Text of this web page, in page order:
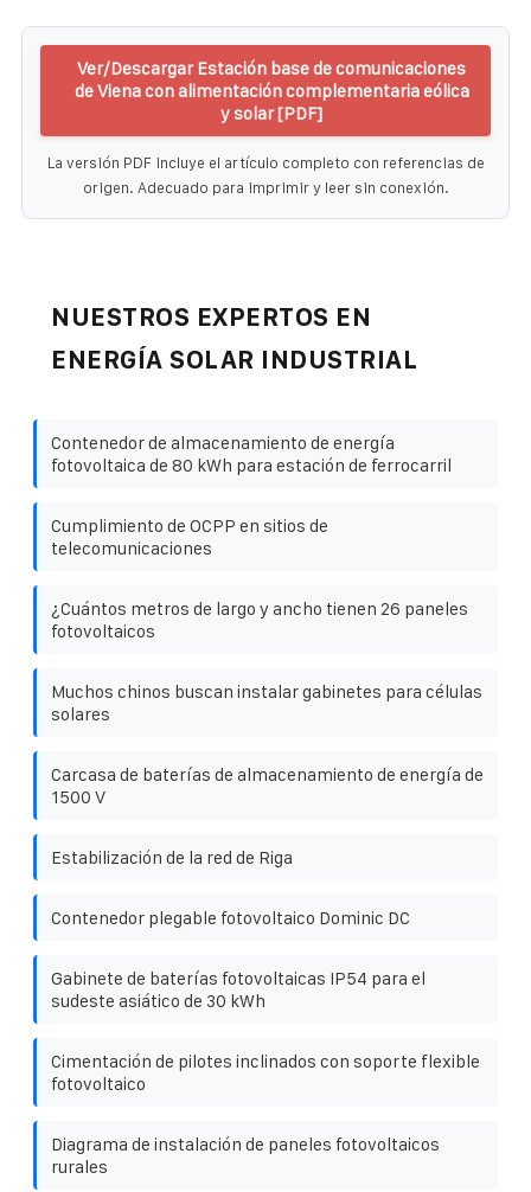
Ver/Descargar Estación base de comunicaciones
de Viena con alimentación complementaria eólica
y solar [PDF]
La versión PDF incluye el artículo completo con referencias de
origen. Adecuado para imprimir y leer sin conexión.
NUESTROS EXPERTOS EN
ENERGÍA SOLAR INDUSTRIAL
Contenedor de almacenamiento de energía
fotovoltaica de 80 kWh para estación de ferrocarril
Cumplimiento de OCPP en sitios de
telecomunicaciones
¿Cuántos metros de largo y ancho tienen 26 paneles
fotovoltaicos
Muchos chinos buscan instalar gabinetes para células
solares
Carcasa de baterías de almacenamiento de energía de
1500 V
Estabilización de la red de Riga
Contenedor plegable fotovoltaico Dominic DC
Gabinete de baterías fotovoltaicas IP54 para el
sudeste asiático de 30 kWh
Cimentación de pilotes inclinados con soporte flexible
fotovoltaico
Diagrama de instalación de paneles fotovoltaicos
rurales